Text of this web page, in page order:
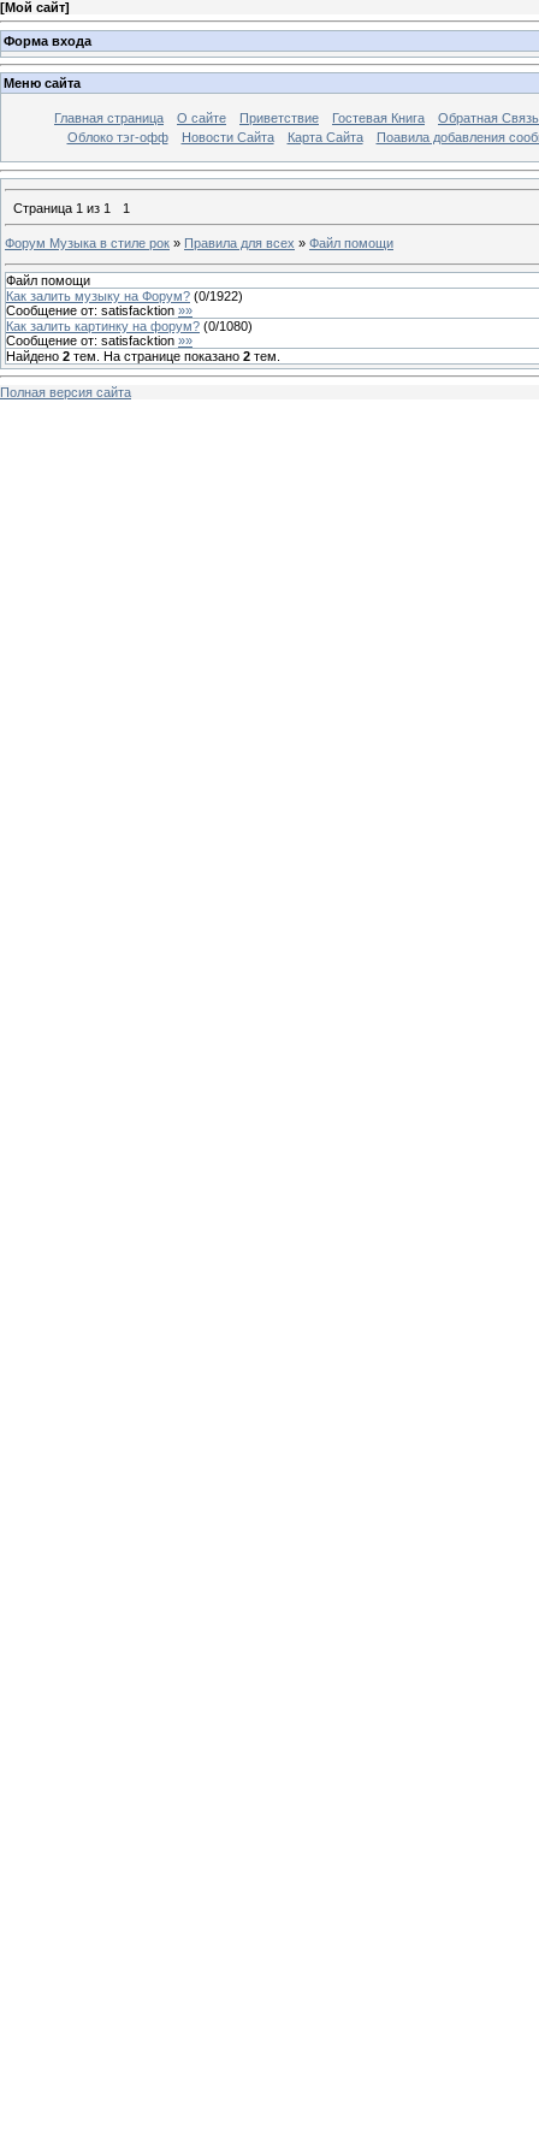
[Мой сайт]
Форма входа
Меню сайта
Главная страница О сайте Приветствие Гостевая Книга
Обратная Связь
Облоко тэг-офф
Новости Сайта Карта Сайта Поавила добавления
Страница 1 из 1 1
Форум Музыка в стиле рок » Правила для всех » Файл помощи
Файл помощи
Как залить музыку на Форум? (0/1922)
Сообщение от: satisfacktion »»
Как залить картинку на форум? (0/1080)
Сообщение от: satisfacktion »»
Найдено 2 тем. На странице показано 2 тем.
Полная версия сайта